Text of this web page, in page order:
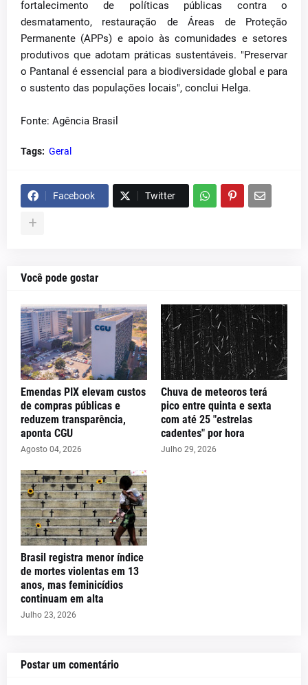
fortalecimento de políticas públicas contra o
desmatamento, restauração de Áreas de Proteção
Permanente (APPs) e apoio às comunidades e setores
produtivos que adotam práticas sustentáveis. "Preservar
o Pantanal é essencial para a biodiversidade global e para
o sustento das populações locais", conclui Helga.
Fonte: Agência Brasil
Tags: Geral
Facebook Twitter
Você pode gostar
Emendas PIX elevam custos
de compras públicas e
reduzem transparência,
aponta CGU
Agosto 04, 2026
Chuva de meteoros terá
pico entre quinta e sexta
com até 25 "estrelas
cadentes" por hora
Julho 29, 2026
Brasil registra menor índice
de mortes violentas em 13
anos, mas feminicídios
continuam em alta
Julho 23, 2026
Postar um comentário